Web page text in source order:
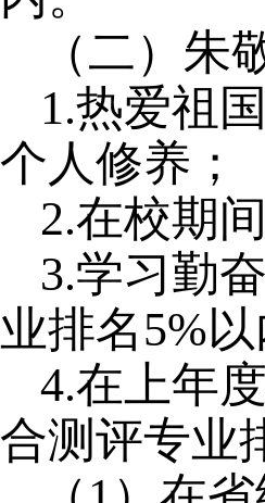
（二）
1.热爱祖
个人修养；
2.在校期
3.学习勤
业排名5%以
4.在上年
合测评专业